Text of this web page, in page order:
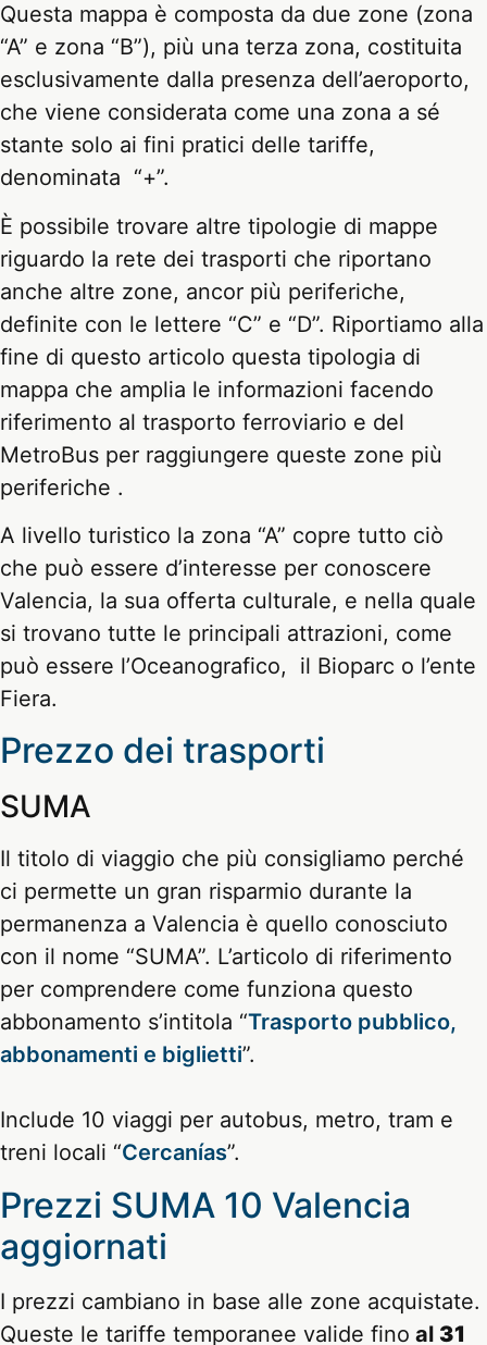
Questa mappa è composta da due zone (zona
“A” e zona “B”), più una terza zona, costituita
esclusivamente dalla presenza dell’aeroporto,
che viene considerata come una zona a sé
stante solo ai fini pratici delle tariffe,
denominata “+”.
È possibile trovare altre tipologie di mappe
riguardo la rete dei trasporti che riportano
anche altre zone, ancor più periferiche,
definite con le lettere “C” e “D”. Riportiamo alla
fine di questo articolo questa tipologia di
mappa che amplia le informazioni facendo
riferimento al trasporto ferroviario e del
MetroBus per raggiungere queste zone più
periferiche .
A livello turistico la zona “A” copre tutto ciò
che può essere d’interesse per conoscere
Valencia, la sua offerta culturale, e nella quale
si trovano tutte le principali attrazioni, come
può essere l’Oceanografico, il Bioparc o l’ente
Fiera.
Prezzo dei trasporti
SUMA
Il titolo di viaggio che più consigliamo perché
ci permette un gran risparmio durante la
permanenza a Valencia è quello conosciuto
con il nome “SUMA”. L’articolo di riferimento
per comprendere come funziona questo
abbonamento s’intitola “Trasporto pubblico,
abbonamenti e biglietti”.
Include 10 viaggi per autobus, metro, tram e
treni locali “Cercanías”.
Prezzi SUMA 10 Valencia
aggiornati
I prezzi cambiano in base alle zone acquistate.
Queste le tariffe temporanee valide fino al 31